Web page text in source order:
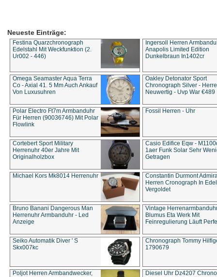
Neueste Einträge:
Festina Quarzchronograph
Edelstahl Mit Weckfunktion (2.
Ur002 - 446)
Ingersoll Herren
Anapolis Limited Edition
Dunkelbraun In1402cr
Omega Seamaster Aqua Terra
Co - Axial 41. 5 Mm Auch Ankauf
Von Luxusuhren
Oakley Detonator Sport
Chronograph Silver -
Neuwertig - Uvp War €489
Polar Electro Ft7m Armbanduhr
Für Herren (90036746) Mit Polar
Flowlink
Fossil Herren - Uhr
Cortebert Sport Military
Herrenuhr 40er Jahre Mit
Originalholzbox
Casio Edifice Eqw -
1aer Funk Solar Sehr
Getragen
Michael Kors Mk8014 Herrenuhr
Constantin Durmont
Herren Cronograph In
Vergoldet
Bruno Banani Dangerous Man
Herrenuhr Armbanduhr - Led
Anzeige
Vintage
Blumus Eta Werk Mit
Feinregulierung Läuft
Seiko Automatik Diver ' S
Skx007kc
Chronograph Tommy
1790679
Poljot Herren Armbandwecker,
Diesel Uhr Dz4207